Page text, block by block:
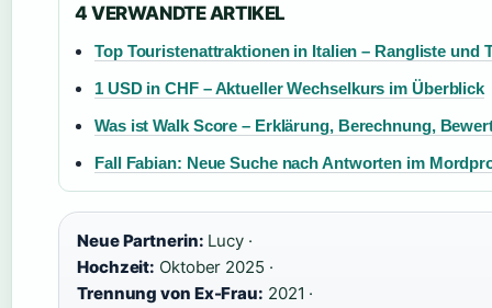
4 VERWANDTE ARTIKEL
Top Touristenattraktionen in Italien – Rangliste und
1 USD in CHF – Aktueller Wechselkurs im Überblick
Was ist Walk Score – Erklärung, Berechnung,
Fall Fabian: Neue Suche nach Antworten im
Neue Partnerin: Lucy ·
Hochzeit: Oktober 2025 ·
Trennung von Ex-Frau: 2021 ·